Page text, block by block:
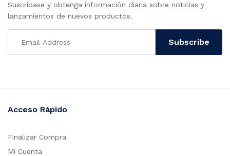
Suscríbase y obtenga información diaria sobre noticias y
lanzamientos de nuevos productos.
Acceso Rápido
Finalizar Compra
Mi Cuenta